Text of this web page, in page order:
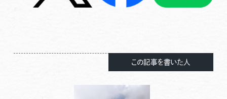
この記事を書いた人